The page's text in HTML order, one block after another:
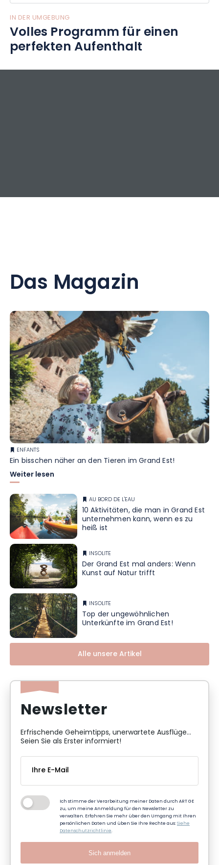
IN DER UMGEBUNG
Volles Programm für einen
perfekten Aufenthalt
Das Magazin
ENFANTS
Ein bisschen näher an den Tieren im Grand Est!
Weiter lesen
AU BORD DE L'EAU
10 Aktivitäten, die man in Grand Est
unternehmen kann, wenn es zu
heiß ist
INSOLITE
Der Grand Est mal anders: Wenn
Kunst auf Natur trifft
INSOLITE
Top der ungewöhnlichen
Unterkünfte im Grand Est!
Alle unsere Artikel
Newsletter
Erfrischende Geheimtipps, unerwartete Ausflüge...
Seien Sie als Erster informiert!
Ich stimme der Verarbeitung meiner Daten durch ART GE
zu, um meine Anmeldung für den Newsletter zu
verwalten. Erfahren Sie mehr über den Umgang mit Ihren
persönlichen Daten und üben Sie Ihre Rechte aus:Siehe
Datenschutzrichtlinie.
Sich anmelden